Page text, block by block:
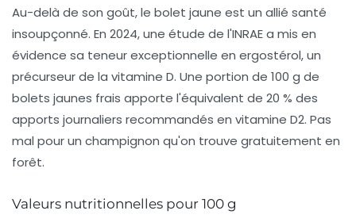
Au-delà de son goût, le bolet jaune est un allié santé
insoupçonné. En 2024, une étude de l'INRAE a mis en
évidence sa teneur exceptionnelle en ergostérol, un
précurseur de la vitamine D. Une portion de 100 g de
bolets jaunes frais apporte l'équivalent de 20 % des
apports journaliers recommandés en vitamine D2. Pas
mal pour un champignon qu'on trouve gratuitement en
forêt.
Valeurs nutritionnelles pour 100 g